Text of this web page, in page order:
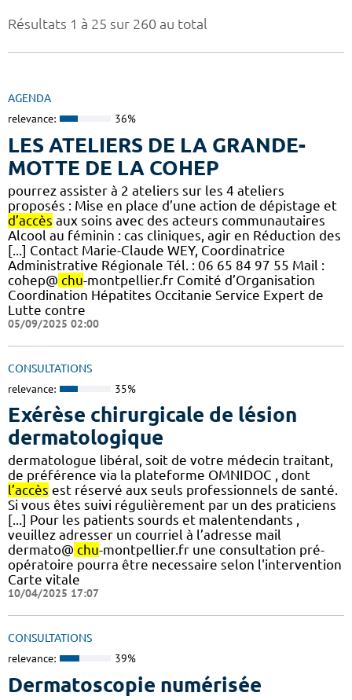
Résultats 1 à 25 sur 260 au total
AGENDA
relevance: 36%
LES ATELIERS DE LA GRANDE-
MOTTE DE LA COHEP
pourrez assister à 2 ateliers sur les 4 ateliers
proposés : Mise en place d’une action de dépistage et
d’accès aux soins avec des acteurs communautaires
Alcool au féminin : cas cliniques, agir en Réduction des
[...] Contact Marie-Claude WEY, Coordinatrice
Administrative Régionale Tél. : 06 65 84 97 55 Mail :
cohep@ chu-montpellier.fr Comité d’Organisation
Coordination Hépatites Occitanie Service Expert de
Lutte contre
05/09/2025 02:00
CONSULTATIONS
relevance: 35%
Exérèse chirurgicale de lésion
dermatologique
dermatologue libéral, soit de votre médecin traitant,
de préférence via la plateforme OMNIDOC , dont
l’accès est réservé aux seuls professionnels de santé.
Si vous êtes suivi régulièrement par un des praticiens
[...] Pour les patients sourds et malentendants ,
veuillez adresser un courriel à l’adresse mail
dermato@ chu-montpellier.fr une consultation pré-
opératoire pourra être necessaire selon l'intervention
Carte vitale
10/04/2025 17:07
CONSULTATIONS
relevance: 39%
Dermatoscopie numérisée